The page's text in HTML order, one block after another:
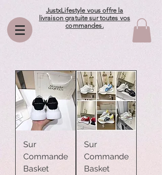
JustxLifestyle vous offre la
livraison gratuite sur toutes vos
commandes.
Sur
Commande
Basket
Sur
Commande
Basket